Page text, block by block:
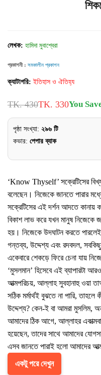
লেখক: হামিদা মুবাশ্বেরা
প্রকাশনী : সমকালীন প্রকাশন
ক্যাটাগরি: ইতিহাস ও ঐতিহ্য
TK. 430TK. 330You
পৃষ্ঠা সংখ্যা: ২৯৬ টি
কভার: পেপার ব্যাক
‘Know Thyself’ সক্রেটিসের
বলেছেন। নিজেকে জানতে পারার
সক্রেটিসের এই দর্শন আদতে কানায়
বিকাশ লাভ করে যখন মানুষ নিজেকে
হয়। নিজেকে উদঘাটন করতে
গন্তব্য, উদ্দেশ্য এবং রদবদল,
একেবারে শেকড়ে ফিরে চেনা যায়
‘মুসলমান’ হিসেবে এই ব্যাপারটা
আত্মপরিচয়, আল্লাহ সুবহানাহু ওয়া
সঠিক মর্মার্থই বুঝতে না পারি, তাহলে
উদ্দেশ্য? কেন-ই বা আমরা মুসলিম,
আমাদের ঠিক আগে, আল্লাহর
হয়েছেন, তাদের সাথে আমাদের
এসব জানতে পারাই হলো আমাদের
একটু পরে দেখুন